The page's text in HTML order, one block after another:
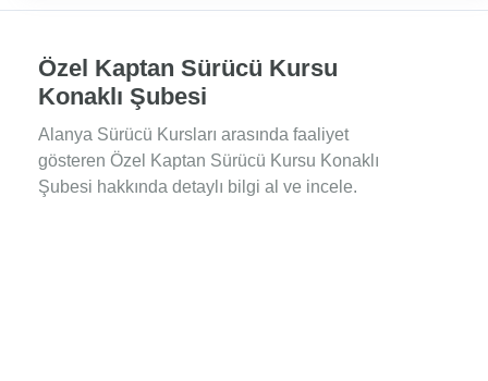
Özel Kaptan Sürücü Kursu
Konaklı Şubesi
Alanya Sürücü Kursları arasında faaliyet
gösteren Özel Kaptan Sürücü Kursu Konaklı
Şubesi hakkında detaylı bilgi al ve incele.